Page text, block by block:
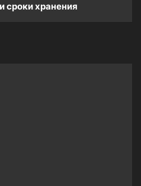
сроки хранения